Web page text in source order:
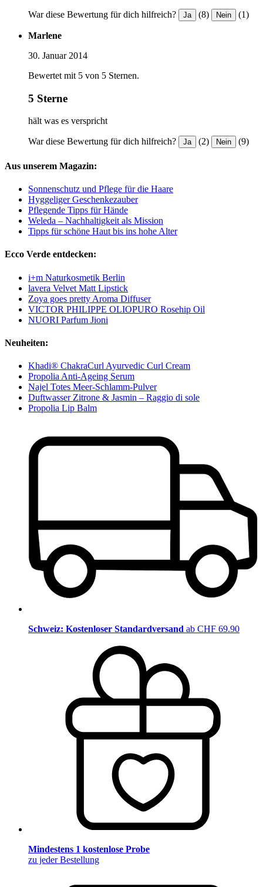
War diese Bewertung für dich hilfreich? Ja (8) Nein (1)
Marlene
30. Januar 2014
Bewertet mit 5 von 5 Sternen.
5 Sterne
hält was es verspricht
War diese Bewertung für dich hilfreich? Ja (2) Nein (9)
Aus unserem Magazin:
Sonnenschutz und Pflege für die Haare
Hyggeliger Geschenkezauber
Pflegende Tipps für Hände
Weleda – Nachhaltigkeit als Mission
Tipps für schöne Haut bis ins hohe Alter
Ecco Verde entdecken:
i+m Naturkosmetik Berlin
lavera Velvet Matt Lipstick
Zoya goes pretty Aroma Diffuser
VICTOR PHILIPPE OLIOPURO Rosehip Oil
NUORI Parfum Jioni
Neuheiten:
Khadi® ChakraCurl Ayurvedic Curl Cream
Propolia Anti-Ageing Serum
Najel Totes Meer-Schlamm-Pulver
Duftwasser Zitrone & Jasmin – Raggio di sole
Propolia Lip Balm
Schweiz: Kostenloser Standardversand ab CHF 69.90
Mindestens 1 kostenlose Probe
zu jeder Bestellung